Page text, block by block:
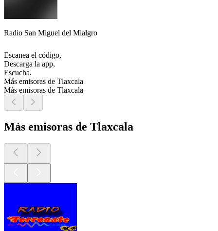
Radio San Miguel del Mialgro
Escanea el código,
Descarga la app,
Escucha.
Más emisoras de Tlaxcala
Más emisoras de Tlaxcala
Más emisoras de Tlaxcala